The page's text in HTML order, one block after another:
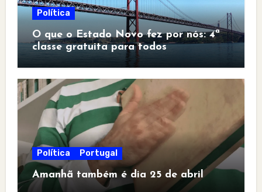
Política
O que o Estado Novo fez por nós: 4ª
classe gratuita para todos
Política Portugal
Amanhã também é dia 25 de abril